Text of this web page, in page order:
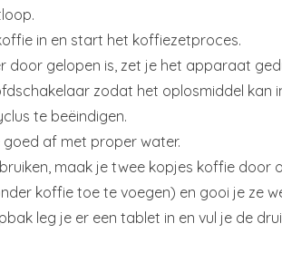
in en start het koffiezetproces.
door gelopen is, zet je het apparaat
zodat het oplosmiddel kan
te beëindigen.
af met proper water.
maak je twee kopjes koffie door
koffie toe te voegen) en gooi je ze
leg je er een tablet in en vul je de